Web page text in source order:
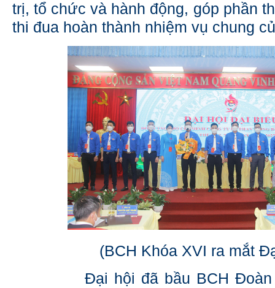
trị, tổ chức và hành động, góp phần
thi đua hoàn thành nhiệm vụ chung
(BCH Khóa XVI ra mắt
Đại hội đã bầu BCH Đoàn